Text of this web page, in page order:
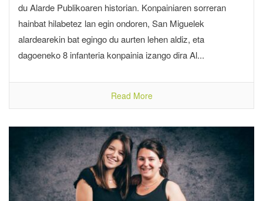
du Alarde Publikoaren historian. Konpainiaren sorreran
hainbat hilabetez lan egin ondoren, San Miguelek
alardearekin bat egingo du aurten lehen aldiz, eta
dagoeneko 8 infanteria konpainia izango dira Al...
Read More